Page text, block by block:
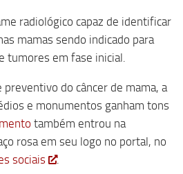
radiológico capaz de identificar
mamas sendo indicado para
tumores em fase inicial.
preventivo do câncer de mama, a
e monumentos ganham tons
também entrou na
rosa em seu logo no portal, no
sociais .